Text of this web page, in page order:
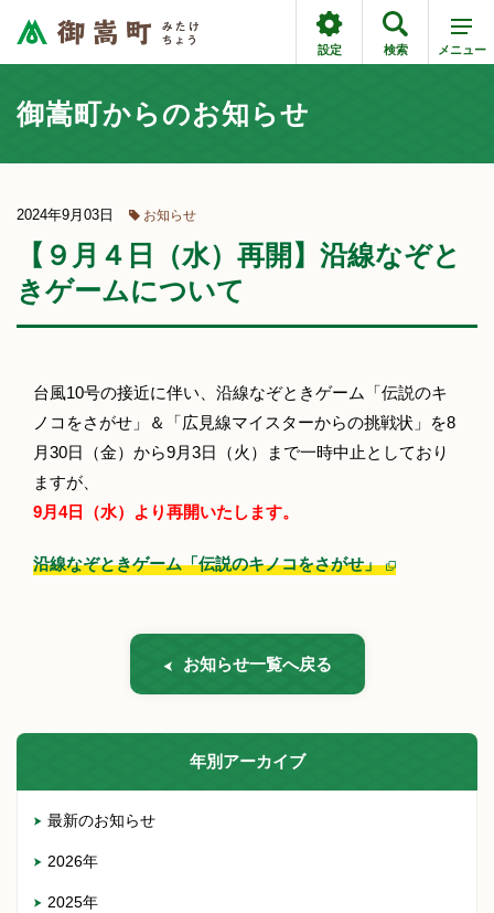
設定 検索 メニュー
御嵩町からのお知らせ
2024年9月03日 お知らせ
【９月４日（水）再開】沿線なぞと
きゲームについて
台風10号の接近に伴い、沿線なぞときゲーム「伝説のキ
ノコをさがせ」＆「広見線マイスターからの挑戦状」を8
月30日（金）から9月3日（火）まで一時中止としており
ますが、
9月4日（水）より再開いたします。
沿線なぞときゲーム「伝説のキノコをさがせ」
お知らせ一覧へ戻る
年別アーカイブ
最新のお知らせ
2026年
2025年